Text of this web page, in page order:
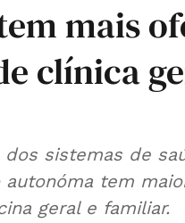
mais
clínica
sistemas de
autonóma tem
geral e familiar.